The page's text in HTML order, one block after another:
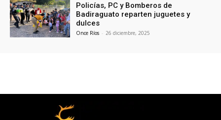
Policías, PC y Bomberos de
Badiraguato reparten juguetes y
dulces
Once Ríos - 26 diciembre, 2025